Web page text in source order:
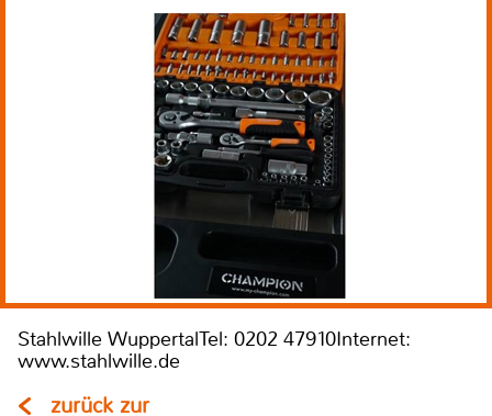
Stahlwille WuppertalTel: 0202 47910Internet:
www.stahlwille.de
zurück zur